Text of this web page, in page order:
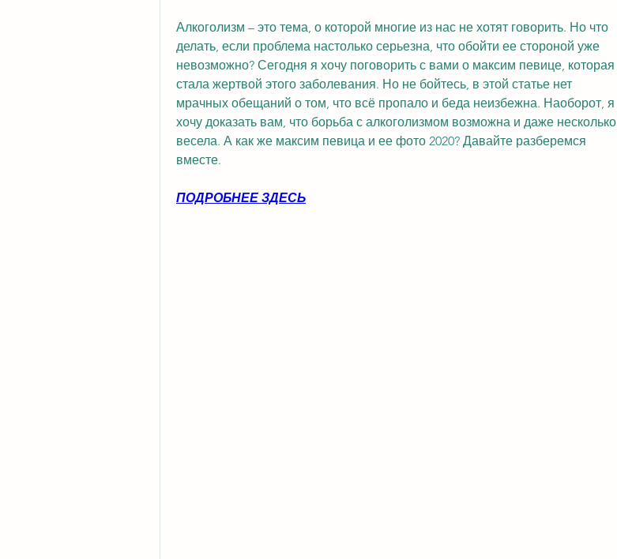
Алкоголизм – это тема, о которой многие из нас не хотят говорить. Но что
делать, если проблема настолько серьезна, что обойти ее стороной уже
невозможно? Сегодня я хочу поговорить с вами о максим певице, которая
стала жертвой этого заболевания. Но не бойтесь, в этой статье нет
мрачных обещаний о том, что всё пропало и беда неизбежна. Наоборот, я
хочу доказать вам, что борьба с алкоголизмом возможна и даже несколько
весела. А как же максим певица и ее фото 2020? Давайте разберемся
вместе.
ПОДРОБНЕЕ ЗДЕСЬ